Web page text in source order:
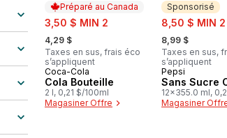
Préparé au Canada
sale:
3,50 $ MIN 2
, formerly:
4,29 $
Taxes en sus, frais éco
s’appliquent
Préparé au Canada
Coca-Cola
Cola Bouteille
2 l, 0,21 $/100ml
Magasiner Offre
Sponsorisé
sale:
8,50 $ MIN 2
, formerly:
8,99 $
Taxes en sus,
s’appliquent
Sponsorisé
Pepsi
Sans Sucre
12x355.0 ml,
Magasiner